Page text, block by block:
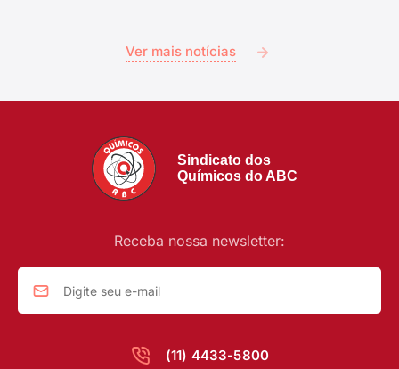
Ver mais notícias
Sindicato dos
Químicos do ABC
(11) 4433-5800
Receba nossa newsletter: